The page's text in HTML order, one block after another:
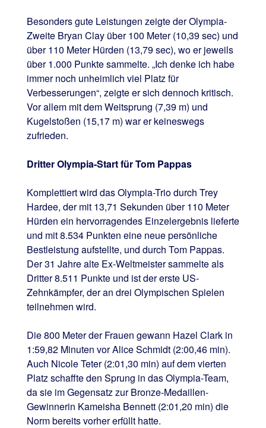
Besonders gute Leistungen zeigte der Olympia-
Zweite Bryan Clay über 100 Meter (10,39 sec) und
über 110 Meter Hürden (13,79 sec), wo er jeweils
über 1.000 Punkte sammelte. „Ich denke ich habe
immer noch unheimlich viel Platz für
Verbesserungen“, zeigte er sich dennoch kritisch.
Vor allem mit dem Weitsprung (7,39 m) und
Kugelstoßen (15,17 m) war er keineswegs
zufrieden.
Dritter Olympia-Start für Tom Pappas
Komplettiert wird das Olympia-Trio durch Trey
Hardee, der mit 13,71 Sekunden über 110 Meter
Hürden ein hervorragendes Einzelergebnis lieferte
und mit 8.534 Punkten eine neue persönliche
Bestleistung aufstellte, und durch Tom Pappas.
Der 31 Jahre alte Ex-Weltmeister sammelte als
Dritter 8.511 Punkte und ist der erste US-
Zehnkämpfer, der an drei Olympischen Spielen
teilnehmen wird.
Die 800 Meter der Frauen gewann Hazel Clark in
1:59,82 Minuten vor Alice Schmidt (2:00,46 min).
Auch Nicole Teter (2:01,30 min) auf dem vierten
Platz schaffte den Sprung in das Olympia-Team,
da sie im Gegensatz zur Bronze-Medaillen-
Gewinnerin Kameisha Bennett (2:01,20 min) die
Norm bereits vorher erfüllt hatte.